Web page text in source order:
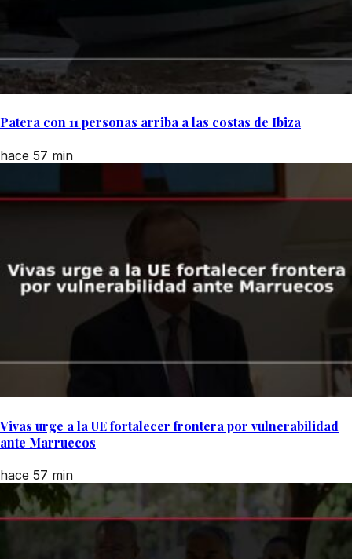
Patera con 11 personas arriba a las costas de Ibiza
hace 57 min
Vivas urge a la UE fortalecer frontera por vulnerabilidad
ante Marruecos
hace 57 min